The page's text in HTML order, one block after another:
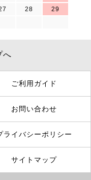
28
29
へ
ご利用ガイド
お問い合わせ
ライバシーポリシー
サイトマップ